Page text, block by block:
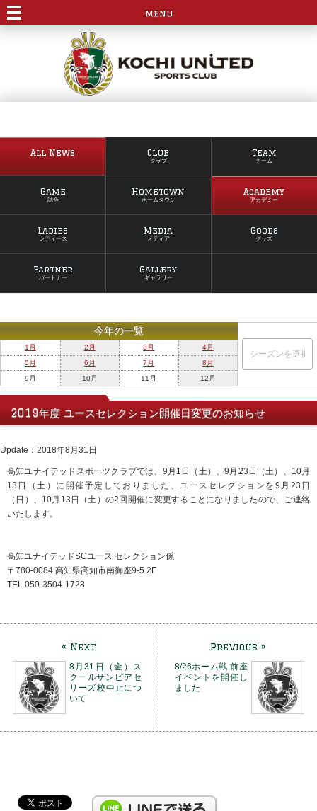
menu
All News Club
クラブ
Team
チーム
Game
試合
Hometown
ホームタウン
Academy
アカデミー
Ladies
レディース
Media
メディア
Goods
グッズ
Partner
パートナー
Gallery
ギャラリー
今年の一覧
1月 2月 3月
4月
5月
6月 7月
8月
9月
10月 11月 12月
2019年度 ユースセレクション開催日変更のお知らせ
Update：2018年8月31日
高知ユナイテッドスポーツクラブでは、9月1日（土）、9月23日（土）、10月
13日（土）に開催予定しておりました、ユースセレクションを9月23日
（日）、10月13日（土）の2回開催に変更することになりましたので、ご連絡
いたします。
高知ユナイテッドSCユース セレクション係
〒780-0084 高知県高知市南御座9-5 2F
TEL 050-3504-1728
« Next
8月31日（金）ス
クールサンピアセ
リーズ​校中止につ
いて
Previous »
8/26ホーム戦 前座
イベントを開催し
ました